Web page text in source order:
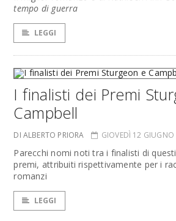
tempo di guerra
LEGGI
I finalisti dei Premi
Campbell
DI ALBERTO PRIORA GIOVEDÌ 12
Parecchi nomi noti tra i finalisti di
premi, attribuiti rispettivamente per i
romanzi
LEGGI